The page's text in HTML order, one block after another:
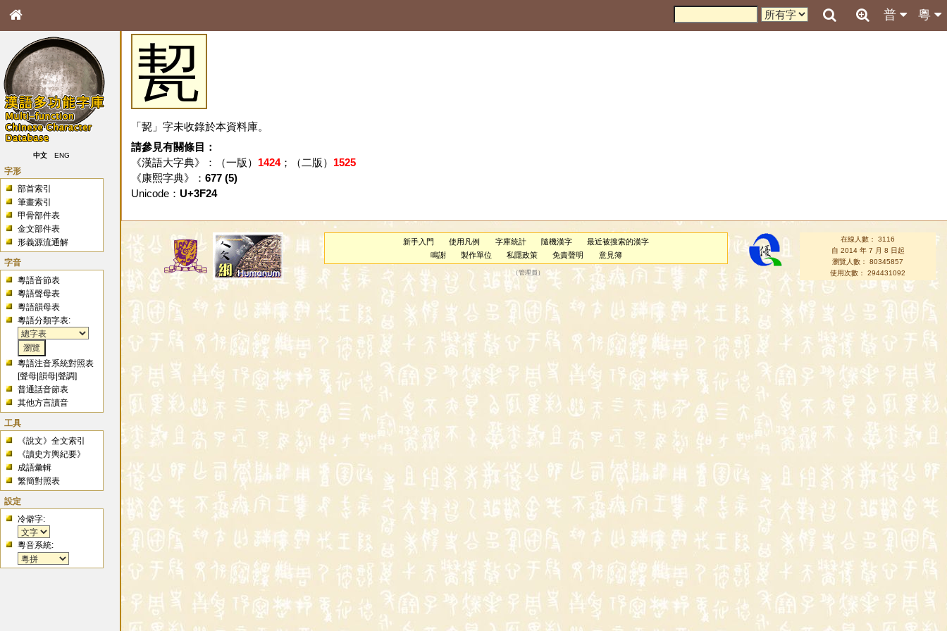
粵
普
中文 ENG
字形
部首索引
筆畫索引
甲骨部件表
金文部件表
形義源流通解
字音
粵語音節表
粵語聲母表
粵語韻母表
粵語分類字表:
粵語注音系統對照表
[聲母 |韻母 |聲調]
普通話音節表
其他方言讀音
工具
《說文》全文索引
《讀史方輿紀要》
成語彙輯
繁簡對照表
設定
冷僻字:
粵音系統:
㼤
「㼤」字未收錄於本資料庫。
請參見有關條目：
《漢語大字典》：（一版） 1424；（二版） 1525
《康熙字典》： 677 (5)
Unicode： U+3F24
新手入門 使用凡例 字庫統計 隨機漢字
最近被搜索的漢字
鳴謝
製作單位 私隱政策 免責聲明 意見簿
（管理員 ）
在線人數： 3116
自 2014 年 7 月 8 日起
瀏覽人數： 80345857
使用次數： 294431092